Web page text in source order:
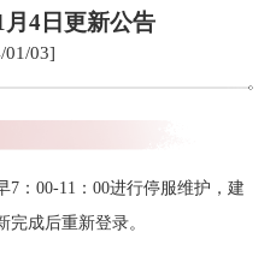
月4日更新公告
01/03]
7：00-11：00进行停服维护，建
成后重新登录。